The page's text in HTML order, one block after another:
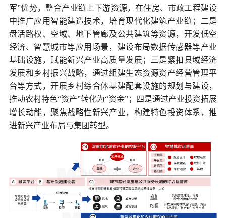
军”优势，整合产业链上下游资源，在住房、市政工程建设
中推广应用智能建造技术，培育现代化建筑产业链；二是
盘活路权、空域、地下管廊及公共建筑等资源，开发低空
经济、智慧城市等应用场景，建设布局数据传感器等产业
基础设施，赋能新兴产业高质量发展；三是紧扣县域经济
发展和乡村振兴战略，通过组建生态资源资产经营管理平
台等方式，开展乡村综合体基建配套设施的规划与建设，
推动农村特色“资产”转化为“资金”；四是通过产业投资拓展
增长动能，聚焦战略性新兴产业，构建特色投资体系，推
进新兴产业布局与集团转型。